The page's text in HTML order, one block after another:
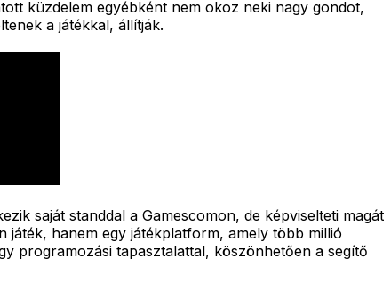
küzdelem egyébként nem okoz neki nagy gondot,
a játékkal, állítják.
saját standdal a Gamescomon, de képviselteti magát
játék, hanem egy játékplatform, amely több millió
programozási tapasztalattal, köszönhetően a segítő